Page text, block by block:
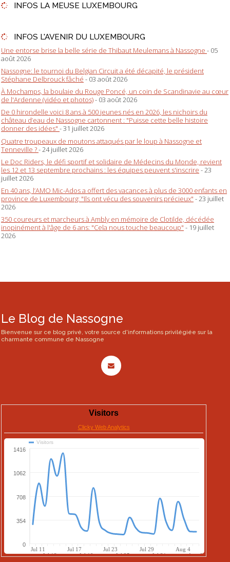
INFOS LA MEUSE LUXEMBOURG
INFOS L'AVENIR DU LUXEMBOURG
Une entorse brise la belle série de Thibaut Meulemans à Nassogne - 05
août 2026
Nassogne: le tournoi du Belgian Circuit a été décapité, le président
Stéphane Delbrouck fâché - 03 août 2026
À Mochamps, la boulaie du Rouge Poncé, un coin de Scandinavie au cœur
de l'Ardenne (vidéo et photos)- 03 août 2026
De 0 hirondelle voici 8 ans à 500 jeunes nés en 2026, les nichoirs du
château d’eau de Nassogne cartonnent : "Puisse cette belle histoire
donner des idées" - 31 juillet 2026
Quatre troupeaux de moutons attaqués par le loup à Nassogne et
Tenneville ?- 24 juillet 2026
Le Doc Riders, le défi sportif et solidaire de Médecins du Monde, revient
les 12 et 13 septembre prochains : les équipes peuvent s'inscrire - 23
juillet 2026
En 40 ans, l’AMO Mic-Ados a offert des vacances à plus de 3000 enfants en
province de Luxembourg: "Ils ont vécu des souvenirs précieux" - 23 juillet
2026
350 coureurs et marcheurs à Ambly en mémoire de Clotilde, décédée
inopinément à l'âge de 6 ans: "Cela nous touche beaucoup" - 19 juillet
2026
Le Blog de Nassogne
Bienvenue sur ce blog privé, votre source d'informations privilégiée sur la
charmante commune de Nassogne